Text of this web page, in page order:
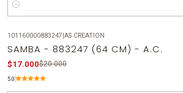
Cantidad
101160000883247|AS CREATION
SAMBA - 883247 (64 CM) - A.C.
$17.000$20.000
5.0